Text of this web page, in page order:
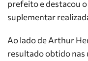
prefeito e destacou
suplementar
Ao lado de Arthur
resultado obtido nas